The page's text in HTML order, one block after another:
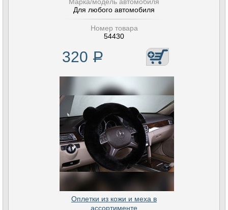
Для любого автомобиля
Номер товара
54430
320 Р
Оплетки из кожи и меха в
ассортименте